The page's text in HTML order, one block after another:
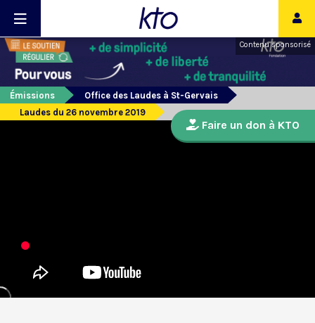
Contenu sponsorisé
Émissions
Office des Laudes à St-Gervais
Laudes du 26 novembre 2019
Faire un don à KTO